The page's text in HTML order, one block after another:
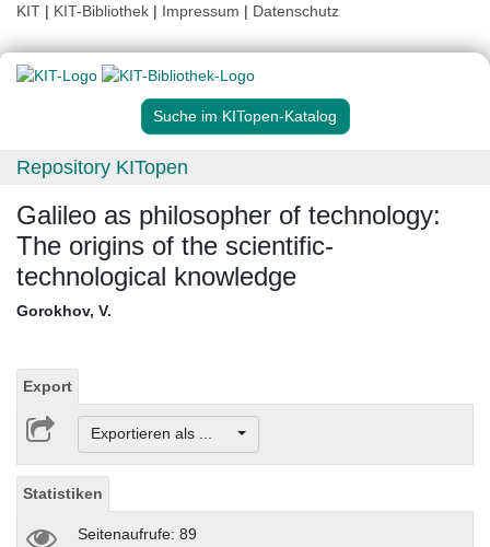
KIT | KIT-Bibliothek | Impressum | Datenschutz
Suche im KITopen-Katalog
Repository KITopen
Galileo as philosopher of technology:
The origins of the scientific-
technological knowledge
Gorokhov, V.
Export
Exportieren als ...
Statistiken
Seitenaufrufe: 89